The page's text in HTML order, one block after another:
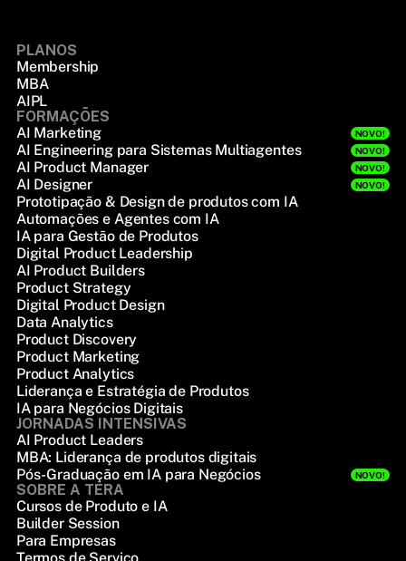
PLANOS
Membership
MBA
AIPL
FORMAÇÕES
AI Marketing
NOVO!
AI Engineering para Sistemas Multiagentes NOVO!
AI Product Manager NOVO!
AI Designer NOVO!
Prototipação & Design de produtos com IA
Automações e Agentes com IA
IA para Gestão de Produtos
Digital Product Leadership
AI Product Builders
Product Strategy
Digital Product Design
Data Analytics
Product Discovery
Product Marketing
Product Analytics
Liderança e Estratégia de Produtos
IA para Negócios Digitais
JORNADAS INTENSIVAS
AI Product Leaders
MBA: Liderança de produtos digitais
Pós-Graduação em IA para Negócios
NOVO!
SOBRE A TERA
Cursos de Produto e IA
Builder Session
Para Empresas